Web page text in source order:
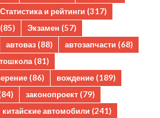
Статистика и рейтинги (317)
(85) Экзамен (57)
автоваз (88) автозапчасти (68)
(81)
(86) вождение (189)
законопроект (79)
китайские автомобили (241)